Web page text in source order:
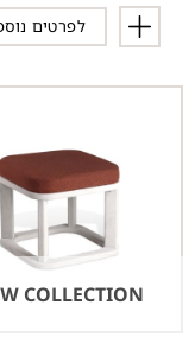
לפרטים
COLLECTION